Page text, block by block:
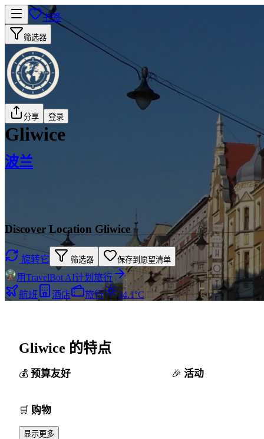
书签
筛选器
分享 登录
Gliwice
波兰
Discover Location Gliwice
旋转它 筛选器 保存到愿望清单
用TravelBot AI计划旅行
航班
酒店 旅行 34.1°C
Gliwice 的特点
预算友好 活动
购物
显示更多